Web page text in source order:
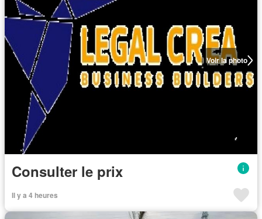
Voir la photo
Consulter le prix
Il y a 4 heures